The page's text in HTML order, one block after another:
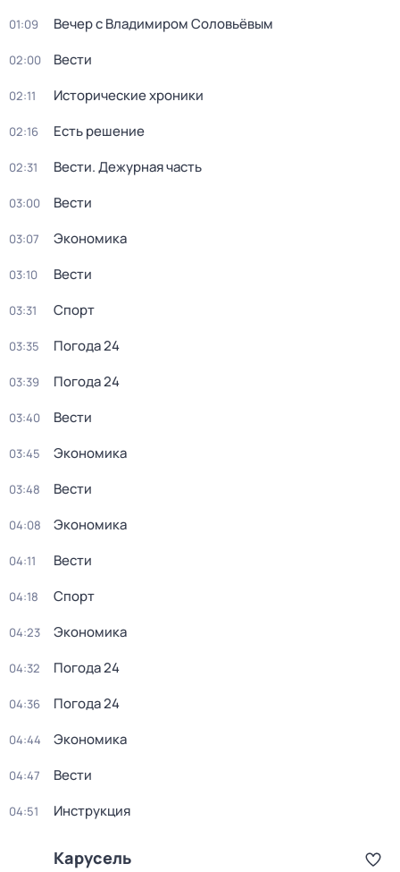
01:09 Вечер с Владимиром Соловьёвым
02:00 Вести
02:11 Исторические хроники
02:16 Есть решение
02:31 Вести. Дежурная часть
03:00 Вести
03:07 Экономика
03:10 Вести
03:31 Спорт
03:35 Погода 24
03:39 Погода 24
03:40 Вести
03:45 Экономика
03:48 Вести
04:08 Экономика
04:11 Вести
04:18 Спорт
04:23 Экономика
04:32 Погода 24
04:36 Погода 24
04:44 Экономика
04:47 Вести
04:51 Инструкция
Карусель